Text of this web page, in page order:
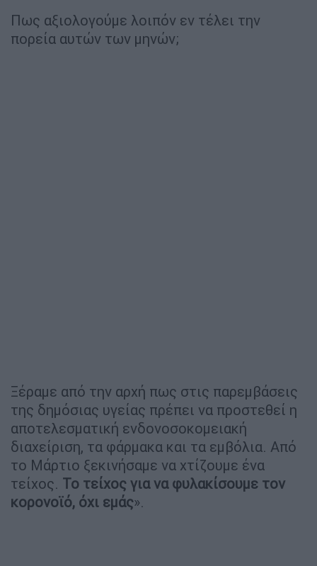
Πως αξιολογούμε λοιπόν εν τέλει την
πορεία αυτών των μηνών;
Ξέραμε από την αρχή πως στις παρεμβάσεις
της δημόσιας υγείας πρέπει να προστεθεί η
αποτελεσματική ενδονοσοκομειακή
διαχείριση, τα φάρμακα και τα εμβόλια. Από
το Μάρτιο ξεκινήσαμε να χτίζουμε ένα
τείχος. Το τείχος για να φυλακίσουμε τον
κορονοϊό, όχι εμάς».